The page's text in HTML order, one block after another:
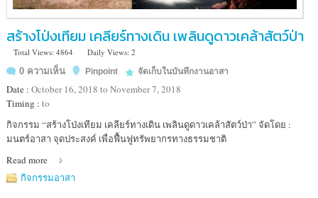
สร้างโป่งเทียม เคลียร์ทางเดิน เพลินดูดาวเคล้าสัตว์ป่า
Total Views: 4864
Daily Views: 2
0 ความเห็น
Pinpoint จัดเก็บในบันทึกงานอาสา
Date : October 16, 2018 to November 7, 2018
Timing : to
Location
:
รักษา
พันธุ์
กิจกรรม “สร้างโป่งเทียม เคลียร์ทางเดิน เพลินดูดาวเคล้าสัตว์ป่า” จัดโดย :
มนตร์อาสา จุดประสงค์ เพื่อฟื้นฟูทรัพยากรทางธรรมชาติ
Read more
กิจกรรมอาสา